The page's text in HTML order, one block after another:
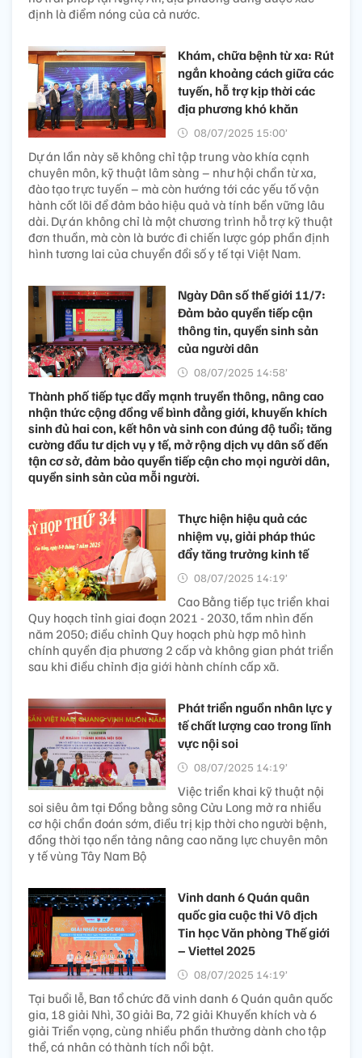
định là điểm nóng của cả nước.
Khám, chữa bệnh từ xa: Rút
ngắn khoảng cách giữa các
tuyến, hỗ trợ kịp thời các
địa phương khó khăn
08/07/2025 15:00’
Dự án lần này sẽ không chỉ tập trung vào khía cạnh
chuyên môn, kỹ thuật lâm sàng – như hội chẩn từ xa,
đào tạo trực tuyến – mà còn hướng tới các yếu tố vận
hành cốt lõi để đảm bảo hiệu quả và tính bền vững lâu
dài. Dự án không chỉ là một chương trình hỗ trợ kỹ thuật
đơn thuần, mà còn là bước đi chiến lược góp phần định
hình tương lai của chuyển đổi số y tế tại Việt Nam.
Ngày Dân số thế giới 11/7:
Đảm bảo quyền tiếp cận
thông tin, quyền sinh sản
của người dân
08/07/2025 14:58’
Thành phố tiếp tục đẩy mạnh truyền thông, nâng cao
nhận thức cộng đồng về bình đẳng giới, khuyến khích
sinh đủ hai con, kết hôn và sinh con đúng độ tuổi; tăng
cường đầu tư dịch vụ y tế, mở rộng dịch vụ dân số đến
tận cơ sở, đảm bảo quyền tiếp cận cho mọi người dân,
quyền sinh sản của mỗi người.
Thực hiện hiệu quả các
nhiệm vụ, giải pháp thúc
đẩy tăng trưởng kinh tế
08/07/2025 14:19’
Cao Bằng tiếp tục triển khai
Quy hoạch tỉnh giai đoạn 2021 - 2030, tầm nhìn đến
năm 2050; điều chỉnh Quy hoạch phù hợp mô hình
chính quyền địa phương 2 cấp và không gian phát triển
sau khi điều chỉnh địa giới hành chính cấp xã.
Phát triển nguồn nhân lực y
tế chất lượng cao trong lĩnh
vực nội soi ​
08/07/2025 14:19’
Việc triển khai kỹ thuật nội
soi siêu âm tại Đồng bằng sông Cửu Long mở ra nhiều
cơ hội chẩn đoán sớm, điều trị kịp thời cho người bệnh,
đồng thời tạo nền tảng nâng cao năng lực chuyên môn
y tế vùng Tây Nam Bộ
Vinh danh 6 Quán quân
quốc gia cuộc thi Vô địch
Tin học Văn phòng Thế giới
– Viettel 2025
08/07/2025 14:19’
Tại buổi lễ, Ban tổ chức đã vinh danh 6 Quán quân quốc
gia, 18 giải Nhì, 30 giải Ba, 72 giải Khuyến khích và 6
giải Triển vọng, cùng nhiều phần thưởng dành cho tập
thể, cá nhân có thành tích nổi bật.